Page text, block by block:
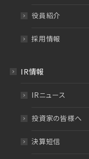
役員紹介
採用情報
IR情報
IRニュース
投資家の皆様へ
決算短信